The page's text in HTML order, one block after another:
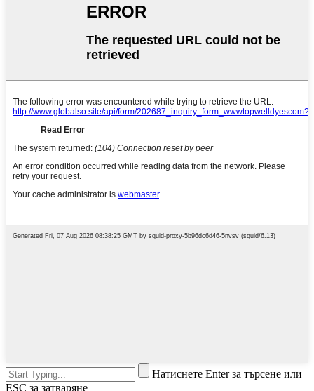
Натиснете Enter за търсене или
ESC за затваряне